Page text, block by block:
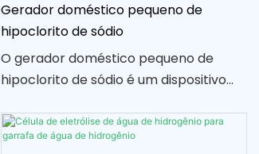
Gerador doméstico pequeno de
hipoclorito de sódio
O gerador doméstico pequeno de
hipoclorito de sódio é um dispositivo
a produção no local de hipoclorito de
sódio, um desinfetante e agente de